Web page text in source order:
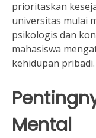
prioritaskan
universitas mulai
psikologis dan
mahasiswa
kehidupan pribadi.
Mental